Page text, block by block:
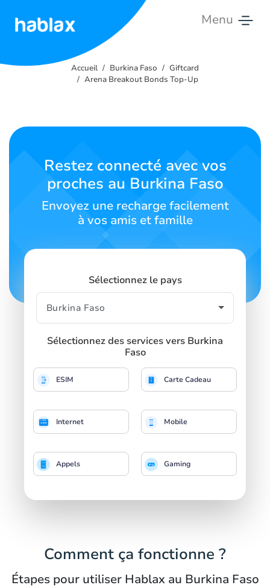
Menu
nous
Français
Accueil Burkina Faso
Giftcard
Arena Breakout Bonds Top-Up
Restez connecté avec vos
proches au Burkina Faso
Envoyez une recharge facilement
à vos amis et famille
Sélectionnez le pays
Sélectionnez des services vers Burkina
Faso
ESIM Carte Cadeau
Internet Mobile
Appels Gaming
Comment ça fonctionne ?
Étapes pour utiliser Hablax au Burkina Faso